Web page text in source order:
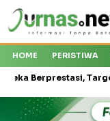
HOME PERISTIWA
Target Bentuk